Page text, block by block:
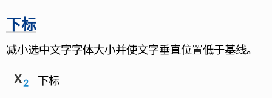
下标
减小选中文字字体大小并使文字垂直位置低于基线。
下标